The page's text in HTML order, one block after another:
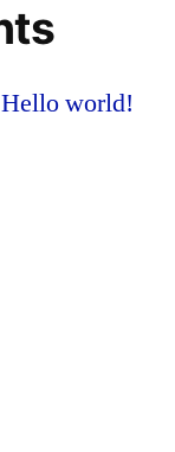
Hello world!